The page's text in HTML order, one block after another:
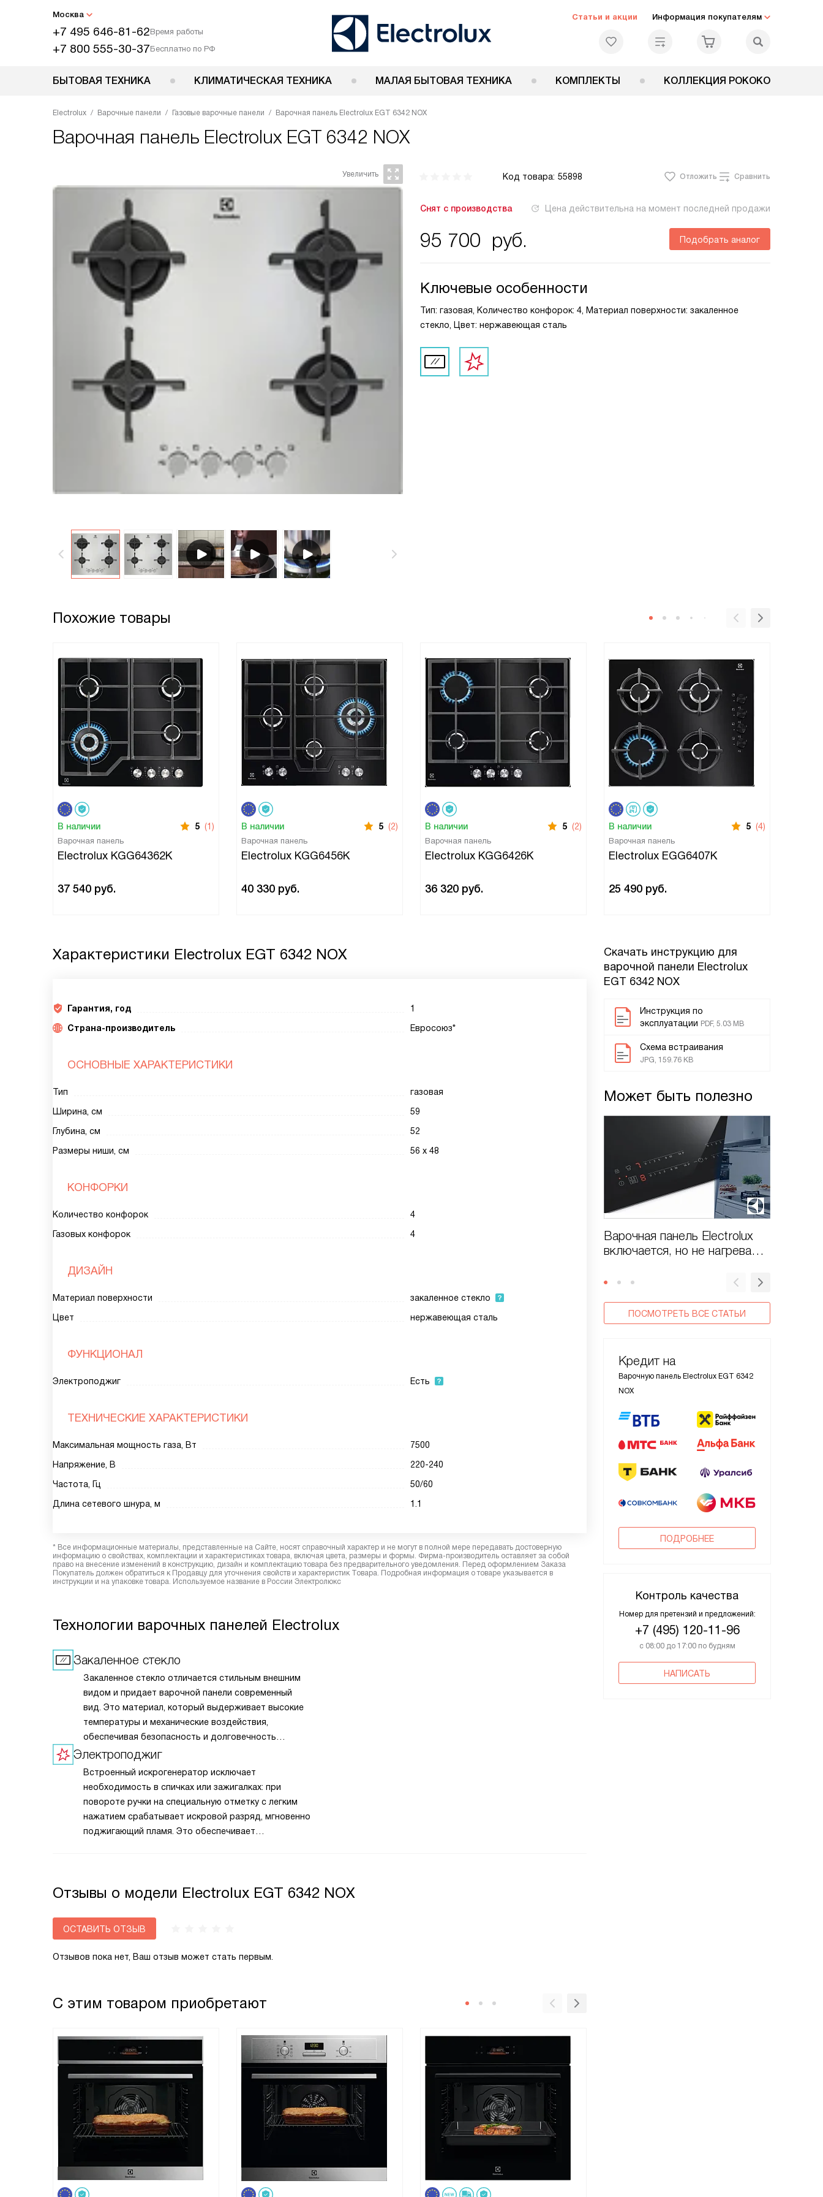
Москва
+7 495 646-81-62Время работы
+7 800 555-30-37Бесплатно по РФ
Статьи и акции Информация покупателям
БЫТОВАЯ ТЕХНИКА КЛИМАТИЧЕСКАЯ ТЕХНИКА МАЛАЯ БЫТОВАЯ ТЕХНИКА КОМПЛЕКТЫ КОЛЛЕКЦИЯ РОКОКО
Electrolux Варочные панели Газовые варочные панели Варочная панель Electrolux EGT 6342 NOX
Варочная панель Electrolux EGT 6342 NOX
Код товара: 55898 Отложить Сравнить
Снят с производства Цена действительна на момент последней продажи
95 700 руб. Подобрать аналог
Ключевые особенности
Тип: газовая, Количество конфорок: 4, Материал поверхности: закаленное
стекло, Цвет: нержавеющая сталь
Похожие товары
В наличии 5 (1)
Варочная панель
Electrolux KGG64362K
37 540 руб.
В наличии 5 (2)
Варочная панель
Electrolux KGG6456K
40 330 руб.
В наличии 5 (2)
Варочная панель
Electrolux KGG6426K
36 320 руб.
В наличии 5 (4)
Варочная панель
Electrolux EGG6407K
25 490 руб.
Скачать инструкцию для
варочной панели Electrolux
EGT 6342 NOX
Инструкция по
эксплуатации PDF, 5.03 MB
Схема встраивания
JPG, 159.76 KB
Может быть полезно
Варочная панель Electrolux
включается, но не нагревает
ПОСМОТРЕТЬ ВСЕ СТАТЬИ
Кредит на
Варочную панель Electrolux EGT 6342
NOX
ПОДРОБНЕЕ
Контроль качества
Номер для претензий и предложений:
+7 (495) 120-11-96
с 08:00 до 17:00 по будням
НАПИСАТЬ
Характеристики Electrolux EGT 6342 NOX
Гарантия, год
1
Страна-производитель
Евросоюз*
ОСНОВНЫЕ ХАРАКТЕРИСТИКИ
Тип
газовая
Ширина, см
59
Глубина, см
52
Размеры ниши, см
56 х 48
КОНФОРКИ
Количество конфорок
4
Газовых конфорок
4
ДИЗАЙН
Материал поверхности
закаленное стекло
Цвет
нержавеющая сталь
ФУНКЦИОНАЛ
Электроподжиг Есть
ТЕХНИЧЕСКИЕ ХАРАКТЕРИСТИКИ
Максимальная мощность газа, Вт
7500
Напряжение, В
220-240
Частота, Гц
50/60
Длина сетевого шнура, м
1.1
* Все информационные материалы, представленные на Сайте, носят справочный характер и не могут в полной мере передавать достоверную
информацию о свойствах, комплектации и характеристиках товара, включая цвета, размеры и формы. Фирма-производитель оставляет за собой
право на внесение изменений в конструкцию, дизайн и комплектацию товара без предварительного уведомления. Перед оформлением Заказа
Покупатель должен обратиться к Продавцу для уточнения свойств и характеристик Товара. Подробная информация о товаре указывается в
инструкции и на упаковке товара. Используемое название в России Электролюкс
Технологии варочных панелей Electrolux
Закаленное стекло
Закаленное стекло отличается стильным внешним
видом и придает варочной панели современный
вид. Это материал, который выдерживает высокие
температуры и механические воздействия,
обеспечивая безопасность и долговечность
использования. Закаленное стекло легко очищается
Электроподжиг
Встроенный искрогенератор исключает
необходимость в спичках или зажигалках: при
повороте ручки на специальную отметку с легким
нажатием срабатывает искровой разряд, мгновенно
поджигающий пламя. Это обеспечивает
Отзывы о модели Electrolux EGT 6342 NOX
ОСТАВИТЬ ОТЗЫВ
Отзывов пока нет, Ваш отзыв может стать первым.
С этим товаром приобретают